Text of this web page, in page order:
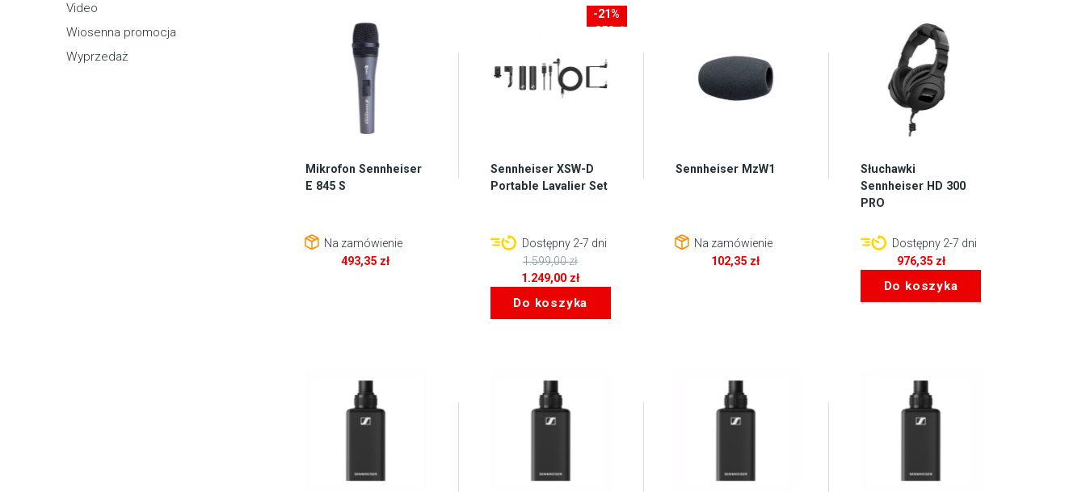
Video
Wiosenna promocja
Wyprzedaż
Mikrofon Sennheiser
E 845 S
Na zamówienie
493,35 zł
-21%
-350zł
Sennheiser XSW-D
Portable Lavalier Set
Dostępny 2-7 dni
1.599,00zł
Pierwotna
wynosiła:
1.249,00 zł
cena
Do koszyka
Sennheiser MzW1
Na zamówienie
102,35 zł
Słuchawki
Sennheiser HD 300
PRO
Dostępny 2-7 dni
976,35 zł
Do koszyka